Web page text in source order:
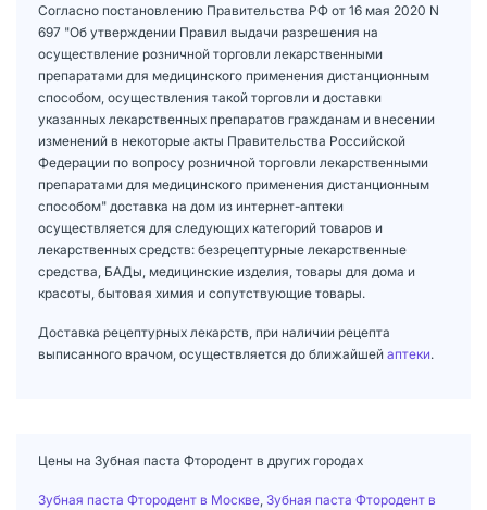
Согласно постановлению Правительства РФ от 16 мая 2020 N
697 "Об утверждении Правил выдачи разрешения на
осуществление розничной торговли лекарственными
препаратами для медицинского применения дистанционным
способом, осуществления такой торговли и доставки
указанных лекарственных препаратов гражданам и внесении
изменений в некоторые акты Правительства Российской
Федерации по вопросу розничной торговли лекарственными
препаратами для медицинского применения дистанционным
способом" доставка на дом из интернет-аптеки
осуществляется для следующих категорий товаров и
лекарственных средств: безрецептурные лекарственные
средства, БАДы, медицинские изделия, товары для дома и
красоты, бытовая химия и сопутствующие товары.
Доставка рецептурных лекарств, при наличии рецепта
выписанного врачом, осуществляется до ближайшей аптеки.
Цены на Зубная паста Фтородент в других городах
Зубная паста Фтородент в Москве Зубная паста Фтородент в